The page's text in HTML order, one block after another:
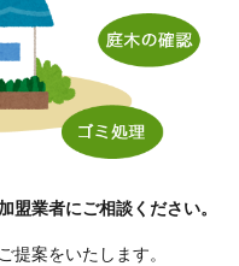
盟業者にご相談ください。
提案をいたします。